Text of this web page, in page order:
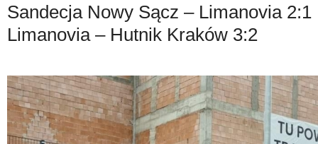
Sandecja Nowy Sącz – Limanovia 2:1
Limanovia – Hutnik Kraków 3:2